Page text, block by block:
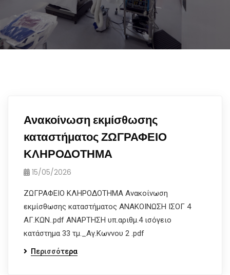
Ανακοίνωση εκμίσθωσης
καταστήματος ΖΩΓΡΑΦΕΙΟ
ΚΛΗΡΟΔΟΤΗΜΑ
15/05/2026
ΖΩΓΡΑΦΕΙΟ ΚΛΗΡΟΔΟΤΗΜΑ Ανακοίνωση
εκμίσθωσης καταστήματος ΑΝΑΚΟΙΝΩΣΗ ΙΣΟΓ 4
ΑΓ.ΚΩΝ..pdf ΑΝΑΡΤΗΣΗ υπ.αριθμ.4 ισόγειο
κατάστημα 33 τμ._Αγ.Κωννου 2 .pdf
Περισσότερα